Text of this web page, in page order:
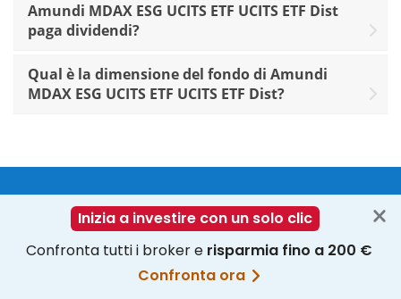
Amundi MDAX ESG UCITS ETF UCITS ETF Dist
paga dividendi?
Qual è la dimensione del fondo di Amundi
MDAX ESG UCITS ETF UCITS ETF Dist?
Replicate le tue strategie ETF online